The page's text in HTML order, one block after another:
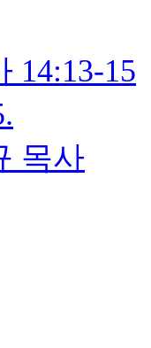
14:13-15
목사